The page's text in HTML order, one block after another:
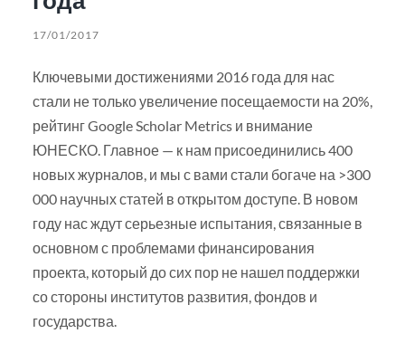
17/01/2017
Ключевыми достижениями 2016 года для нас
стали не только увеличение посещаемости на 20%,
рейтинг Google Scholar Metrics и внимание
ЮНЕСКО. Главное — к нам присоединились 400
новых журналов, и мы с вами стали богаче на >300
000 научных статей в открытом доступе. В новом
году нас ждут серьезные испытания, связанные в
основном с проблемами финансирования
проекта, который до сих пор не нашел поддержки
со стороны институтов развития, фондов и
государства.